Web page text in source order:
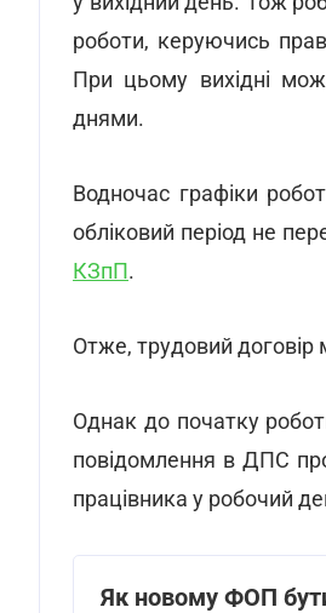
роботи, керуючись
При цьому вихiднi
днями.
Водночас графiки
обліковий перiод не
КЗпП.
Отже, трудовий договір
Однак до початку
повідомлення в ДПС
працівника у робочий
Як новому ФОП